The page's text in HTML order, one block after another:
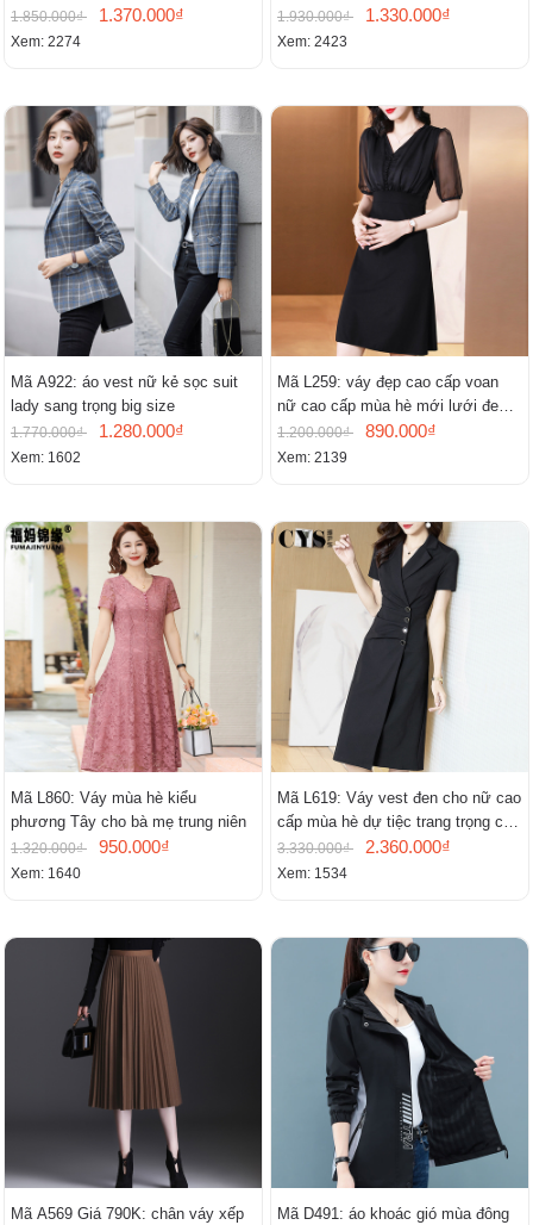
1.850.000₫ 1.370.000₫
Xem: 2274
mới
1.930.000₫ 1.330.000₫
Xem: 2423
Mã A922: áo vest nữ kẻ sọc suit
lady sang trọng big size
1.770.000₫ 1.280.000₫
Xem: 1602
Mã L259: váy đẹp cao cấp voan
nữ cao cấp mùa hè mới lưới đen
cao cấp khí chất nhỏ tay ngắn
1.200.000₫ 890.000₫
Xem: 2139
Mã L860: Váy mùa hè kiểu
phương Tây cho bà mẹ trung niên
1.320.000₫ 950.000₫
Xem: 1640
Mã L619: Váy vest đen cho nữ cao
cấp mùa hè dự tiệc trang trọng cao
cấp
3.330.000₫ 2.360.000₫
Xem: 1534
Mã A569 Giá 790K: chân váy xếp Mã D491: áo khoác gió mùa đông